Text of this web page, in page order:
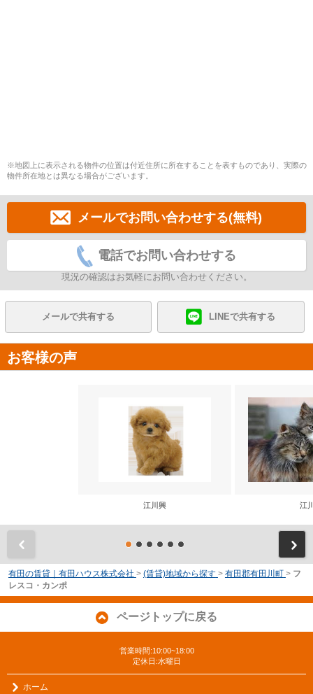
※地図上に表示される物件の位置は付近住所に所在することを表すものであり、実際の
物件所在地とは異なる場合がございます。
メールでお問い合わせする(無料)
電話でお問い合わせする
現況の確認はお気軽にお問い合わせください。
メールで共有する LINEで共有する
お客様の声
江川興 江
有田の賃貸｜有田ハウス株式会社 > (賃貸)地域から探す > 有田郡有田川町 > フ
レスコ・カンポ
ページトップに戻る
営業時間:10:00~18:00
定休日:水曜日
ホーム